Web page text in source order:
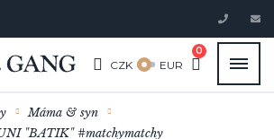
CZK EUR
0
Máma & syn
"BATIK" #matchymatchy